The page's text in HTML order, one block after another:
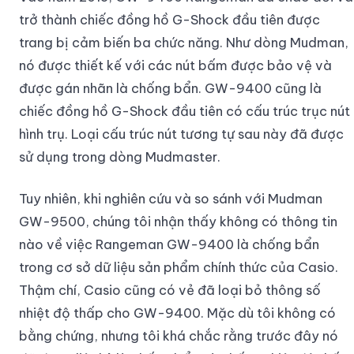
trở thành chiếc đồng hồ G-Shock đầu tiên được
trang bị cảm biến ba chức năng. Như dòng Mudman,
nó được thiết kế với các nút bấm được bảo vệ và
được gán nhãn là chống bẩn. GW-9400 cũng là
chiếc đồng hồ G-Shock đầu tiên có cấu trúc trục nút
hình trụ. Loại cấu trúc nút tương tự sau này đã được
sử dụng trong dòng Mudmaster.
Tuy nhiên, khi nghiên cứu và so sánh với Mudman
GW-9500, chúng tôi nhận thấy không có thông tin
nào về việc Rangeman GW-9400 là chống bẩn
trong cơ sở dữ liệu sản phẩm chính thức của Casio.
Thậm chí, Casio cũng có vẻ đã loại bỏ thông số
nhiệt độ thấp cho GW-9400. Mặc dù tôi không có
bằng chứng, nhưng tôi khá chắc rằng trước đây nó